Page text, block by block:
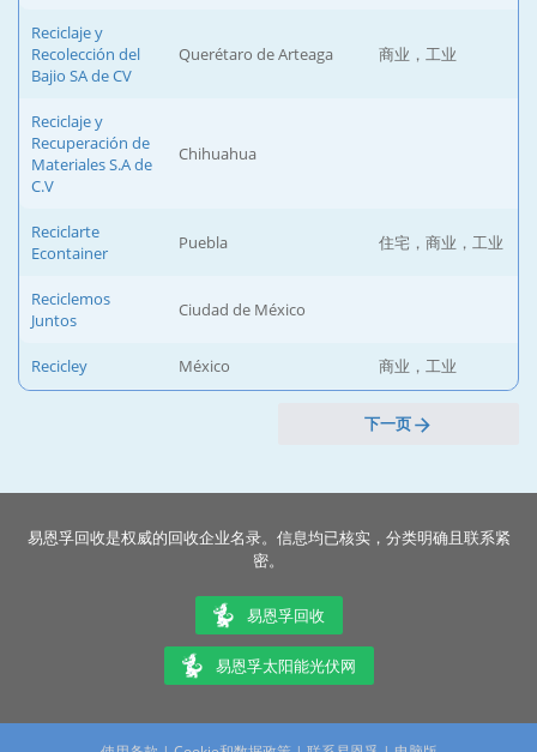
Reciclaje y
Recolección del
Bajio SA de CV
Querétaro de Arteaga 商业，工业
Reciclaje y
Recuperación de
Materiales S.A de
C.V
Chihuahua
Reciclarte
Econtainer
Puebla 住宅，商业，工业
Reciclemos
Juntos
Ciudad de México
Recicley México 商业，工业
下一页
易恩孚回收是权威的回收企业名录。信息均已核实，分类明确且联系紧
密。
易恩孚回收
易恩孚太阳能光伏网